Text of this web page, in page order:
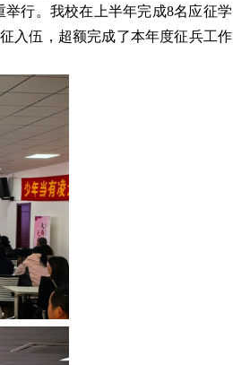
行。我校在上半年完成8名应征学
入伍，超额完成了本年度征兵工作